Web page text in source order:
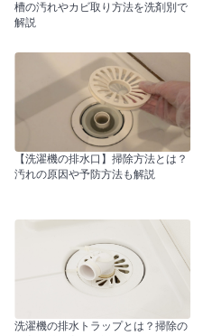
槽の汚れやカビ取り方法を洗剤別で
解説
【洗濯機の排水口】掃除方法とは？
汚れの原因や予防方法も解説
洗濯機の排水トラップとは？掃除の